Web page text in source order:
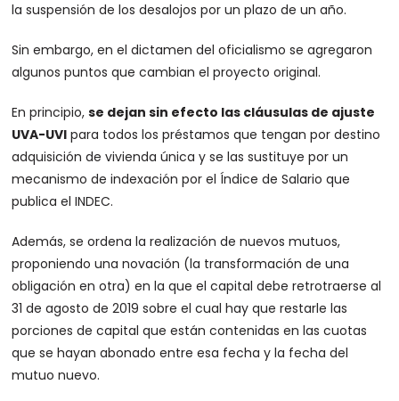
la suspensión de los desalojos por un plazo de un año.
Sin embargo, en el dictamen del oficialismo se agregaron
algunos puntos que cambian el proyecto original.
En principio,se dejan sin efecto las cláusulas de ajuste
UVA-UVI para todos los préstamos que tengan por destino
adquisición de vivienda única y se las sustituye por un
mecanismo de indexación por el Índice de Salario que
publica el INDEC.
Además, se ordena la realización de nuevos mutuos,
proponiendo una novación (la transformación de una
obligación en otra) en la que el capital debe retrotraerse al
31 de agosto de 2019 sobre el cual hay que restarle las
porciones de capital que están contenidas en las cuotas
que se hayan abonado entre esa fecha y la fecha del
mutuo nuevo.